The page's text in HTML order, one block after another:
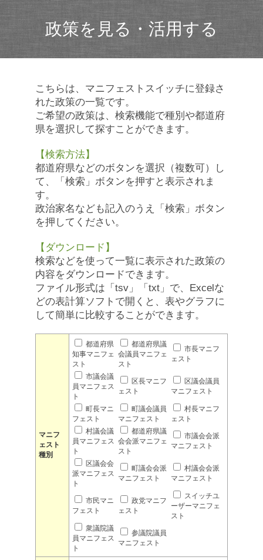
政策を見る・活用する
こちらは、マニフェストスイッチに登録さ
れた政策の一覧です。
ご希望の政策は、検索機能で種別や都道府
県を選択して探すことができます。
【検索方法】
都道府県などのボタンを選択（複数可）し
て、「検索」ボタンを押すと表示されま
す。
政治家名なども記入のうえ「検索」ボタン
を押してください。
【ダウンロード】
検索などを使って一覧に表示された政策の
内容をダウンロードできます。
ファイル形式は「tsv」「txt」で、Excelな
どの表計算ソフトで開くと、表やグラフに
して簡単に比較することができます。
マニフ
ェスト
種別
都道府県
知事マニフェ
スト
都道府県議
会議員マニフェ
スト
市長マニフ
ェスト
市議会議
員マニフェス
ト
区長マニフ
ェスト
区議会議員
マニフェスト
町長マニ
フェスト
町議会議員
マニフェスト
村長マニフ
ェスト
村議会議
員マニフェス
ト
都道府県議
会会派マニフェ
スト
市議会会派
マニフェスト
区議会会
派マニフェス
ト
町議会会派
マニフェスト
村議会会派
マニフェスト
市民マニ
フェスト
政党マニフ
ェスト
スイッチユ
ーザーマニフェ
スト
衆議院議
員マニフェス
ト
参議院議員
マニフェスト